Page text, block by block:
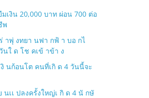
เงิน 20,000 บาท ผ่อน 700 ต่อ
พ
าพุ่ งทยา นฟา กฟ้ า บอ กไ
นใ ด โช คเข้ าข้า ง
นก้อนโต คนที่เกิ ด 4 วันนี้จะ
นเเ ปลงครั้งใหญ่เ กิ ด 4 นั กษั